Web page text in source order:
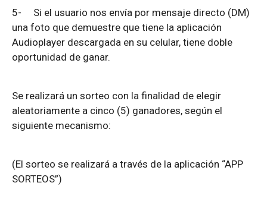
5- Si el usuario nos envía por mensaje directo (DM)
una foto que demuestre que tiene la aplicación
Audioplayer descargada en su celular, tiene doble
oportunidad de ganar.
Se realizará un sorteo con la finalidad de elegir
aleatoriamente a cinco (5) ganadores, según el
siguiente mecanismo:
(El sorteo se realizará a través de la aplicación “APP
SORTEOS”)